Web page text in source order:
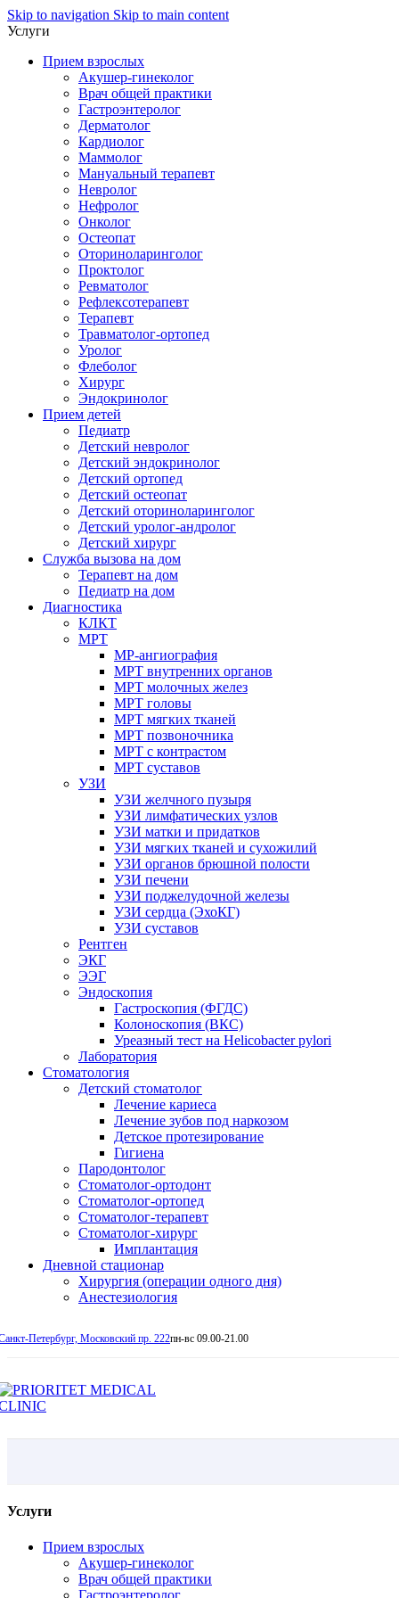
Skip to navigation Skip to main content
Услуги
Прием взрослых
Акушер-гинеколог
Врач общей практики
Гастроэнтеролог
Дерматолог
Кардиолог
Маммолог
Мануальный терапевт
Невролог
Нефролог
Онколог
Остеопат
Оториноларинголог
Проктолог
Ревматолог
Рефлексотерапевт
Терапевт
Травматолог-ортопед
Уролог
Флеболог
Хирург
Эндокринолог
Прием детей
Педиатр
Детский невролог
Детский эндокринолог
Детский ортопед
Детский остеопат
Детский оториноларинголог
Детский уролог-андролог
Детский хирург
Служба вызова на дом
Терапевт на дом
Педиатр на дом
Диагностика
КЛКТ
МРТ
МР-ангиография
МРТ внутренних органов
МРТ молочных желез
МРТ головы
МРТ мягких тканей
МРТ позвоночника
МРТ с контрастом
МРТ суставов
УЗИ
УЗИ желчного пузыря
УЗИ лимфатических узлов
УЗИ матки и придатков
УЗИ мягких тканей и сухожилий
УЗИ органов брюшной полости
УЗИ печени
УЗИ поджелудочной железы
УЗИ сердца (ЭхоКГ)
УЗИ суставов
Рентген
ЭКГ
ЭЭГ
Эндоскопия
Гастроскопия (ФГДС)
Колоноскопия (ВКС)
Уреазный тест на Helicobacter pylori
Лаборатория
Стоматология
Детский стоматолог
Лечение кариеса
Лечение зубов под наркозом
Детское протезирование
Гигиена
Пародонтолог
Стоматолог-ортодонт
Стоматолог-ортопед
Стоматолог-терапевт
Стоматолог-хирург
Имплантация
Дневной стационар
Хирургия (операции одного дня)
Анестезиология
Петербург, Московский пр. 222пн-вс 09.00-21.00
Услуги
Прием взрослых
Акушер-гинеколог
Врач общей практики
Гастроэнтеролог